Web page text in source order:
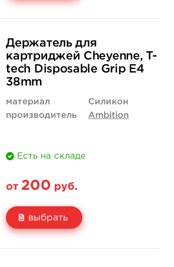
200 руб.
купить купить
Держатель для
картриджей Cheyenne, T-
tech Disposable Grip E4
38mm
материал
Силикон
производитель
Ambition
Есть на складе
от 200 руб.
выбрать